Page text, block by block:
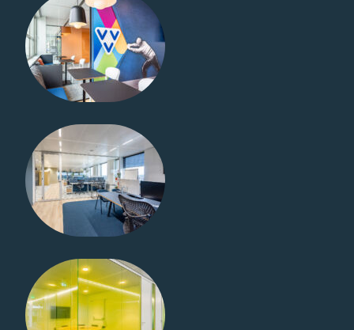
VVV
Nederland –
Utrecht
Vitrilight Vitriline Staal
/ Melamine
Infin Arnhem
Vitrilight Vitriselect /
Melamine
Graafschap
College –
Doetinchem